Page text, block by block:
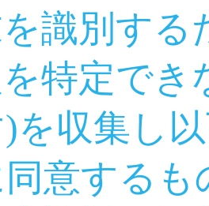
識別する
特定でき
を収集し
意する